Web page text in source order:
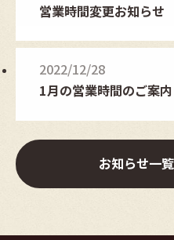
お知らせ一
営業時間変更お知らせ
2022/12/28
1月の営業時間のご案内